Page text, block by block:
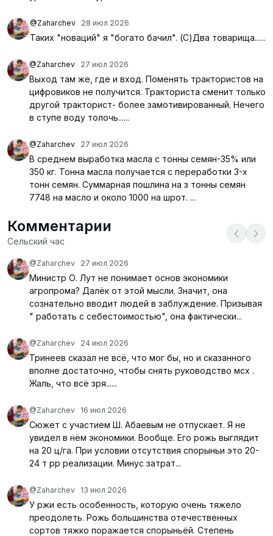
@Zaharchev 28 июл 2026
Таких "новаций" я "богато бачил". (С)Два товарища......
@Zaharchev 27 июл 2026
Выход там же, где и вход. Поменять трактористов на
цифровиков не получится. Тракториста сменит только
другой тракторист- более замотивированный. Нечего
в ступе воду толочь......
@Zaharchev 27 июл 2026
В среднем выработка масла с тонны семян-35% или
350 кг. Тонна масла получается с переработки 3-х
тонн семян. Суммарная пошлина на з тонны семян
7748 на масло и около 1000 на шрот. ...
Комментарии
Сельский час
@Zaharchev 27 июл 2026
Министр О. Лут не понимает основ экономики
агропрома? Далёк от этой мысли. Значит, она
сознательно вводит людей в заблуждение. Призывая
" работать с себестоимостью", она фактически...
@Zaharchev 24 июл 2026
Тринеев сказал не всё, что мог бы, но и сказанного
вполне достаточно, чтобы снять руководство мсх .
Жаль, что всё зря......
@Zaharchev 16 июл 2026
Сюжет с участием Ш. Абаевым не отпускает. Я не
увидел в нём экономики. Вообще. Его рожь выглядит
на 20 ц/га. При условии отсутствия спорыньи это 20-
24 т рр реализации. Минус затрат...
@Zaharchev 13 июл 2026
У ржи есть особенность, которую очень тяжело
преодолеть. Рожь большинства отечественных
сортов тяжко поражается спорыньёй. Степень